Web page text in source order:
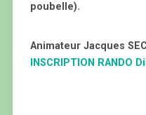
poubelle).
Animateur Jacques
INSCRIPTION RANDO